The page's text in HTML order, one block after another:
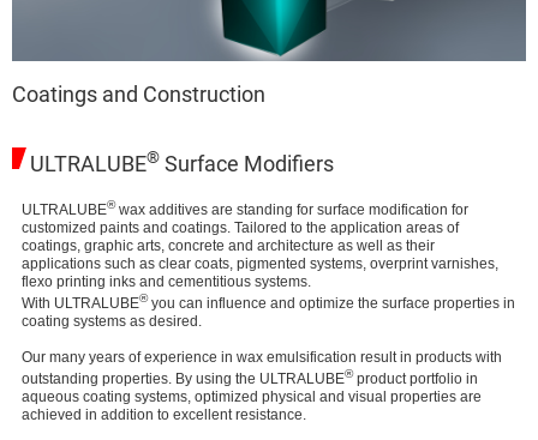
Coatings and Construction
ULTRALUBE® Surface Modifiers
ULTRALUBE®wax additives are standing for surface modification for
customized paints and coatings. Tailored to the application areas of
coatings, graphic arts, concrete and architecture as well as their
applications such as clear coats, pigmented systems, overprint varnishes,
flexo printing inks and cementitious systems.
With ULTRALUBE®you can influence and optimize the surface properties in
coating systems as desired.
Our many years of experience in wax emulsification result in products with
outstanding properties. By using the ULTRALUBE®product portfolio in
aqueous coating systems, optimized physical and visual properties are
achieved in addition to excellent resistance.